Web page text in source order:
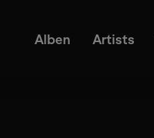
Alben Artists